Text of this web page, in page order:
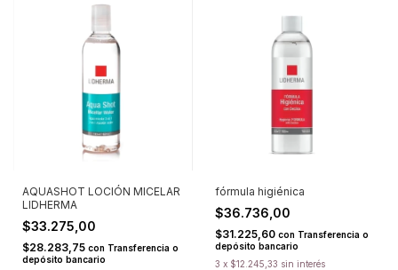
AQUASHOT LOCIÓN MICELAR
LIDHERMA
$33.275,00
$28.283,75 con Transferencia o
depósito bancario
fórmula higiénica
$36.736,00
$31.225,60 con Transferencia o
depósito bancario
3 x $12.245,33 sin interés